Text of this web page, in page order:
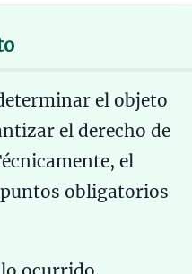
el objeto
el derecho de
el
obligatorios